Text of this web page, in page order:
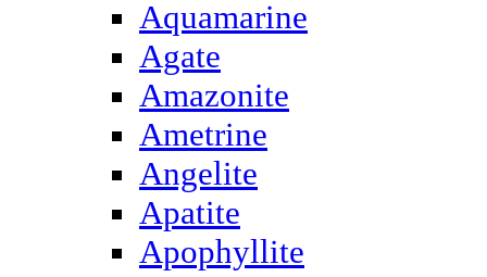
Aquamarine
Agate
Amazonite
Ametrine
Angelite
Apatite
Apophyllite